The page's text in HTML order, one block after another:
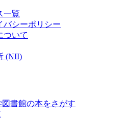
一覧
バシーポリシー
ついて
(NII)
図書館の本をさがす